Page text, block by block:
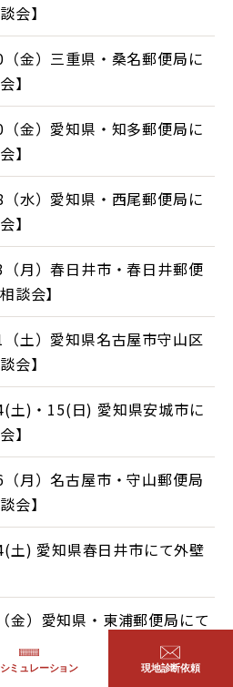
会】
金）三重県・桑名郵便局に
】
金）愛知県・知多郵便局に
】
水）愛知県・西尾郵便局に
】
月）春日井市・春日井郵便
談会】
土）愛知県名古屋市守山区
会】
土)・15(日) 愛知県安城市に
】
月）名古屋市・守山郵便局
会】
土) 愛知県春日井市にて外壁
金）愛知県・東浦郵便局にて
ミュレーション 現地診断依頼